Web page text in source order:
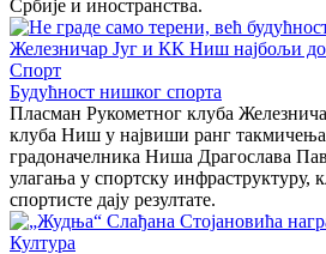
Србије и иностранства.
Спорт
Будућност нишког спорта
Пласман Рукометног клуба
клуба Ниш у највиши ранг
градоначелника Ниша Драгослава
улагања у спортску инфраструктуру,
спортисте дају резултате.
Култура